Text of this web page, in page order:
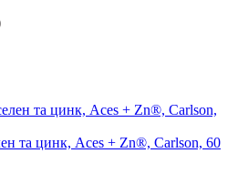
та цинк, Aces + Zn®, Carlson, 60